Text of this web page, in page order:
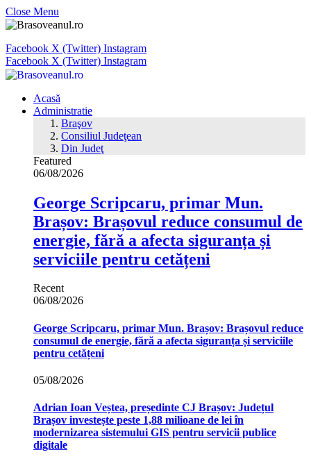
Close Menu
Facebook X (Twitter) Instagram
Facebook X (Twitter) Instagram
Acasă
Administratie
Braşov
Consiliul Judeţean
Din Judeţ
Featured
06/08/2026
George Scripcaru, primar Mun.
Brașov: Brașovul reduce consumul de
energie, fără a afecta siguranța și
serviciile pentru cetățeni
Recent
06/08/2026
George Scripcaru, primar Mun. Brașov: Brașovul reduce
consumul de energie, fără a afecta siguranța și serviciile
pentru cetățeni
05/08/2026
Adrian Ioan Veștea, președinte CJ Brașov: Județul
Brașov investește peste 1,88 milioane de lei în
modernizarea sistemului GIS pentru servicii publice
digitale